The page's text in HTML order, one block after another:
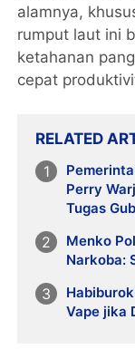
alamnya,
rumput laut ini
ketahanan
cepat
RELATED
Perry
Tugas
Menko
Narkoba:
Vape jika